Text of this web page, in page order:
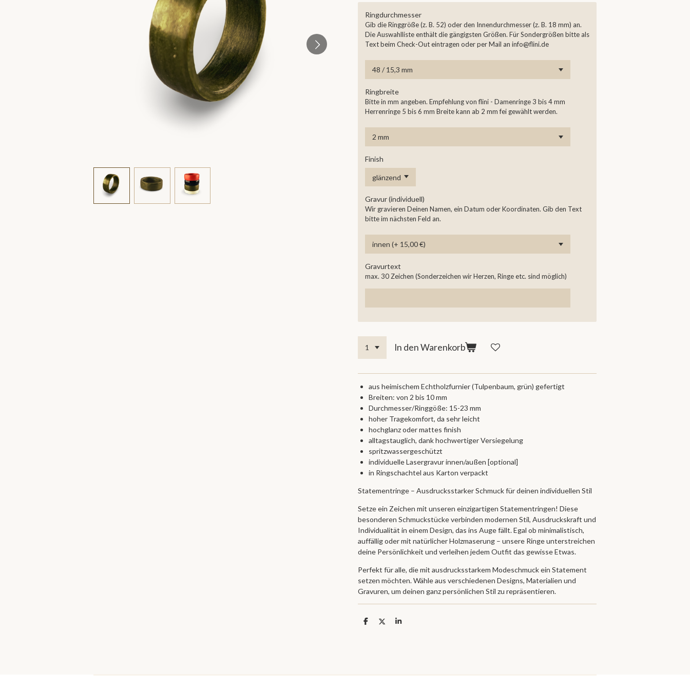
Ringdurchmesser
Gib die Ringgröße (z. B. 52) oder den Innendurchmesser (z. B. 18 mm) an.
Die Auswahlliste enthält die gängigsten Größen. Für Sondergrößen bitte als
Text beim Check-Out eintragen oder per Mail an info@flini.de
Ringbreite
Bitte in mm angeben. Empfehlung von flini - Damenringe 3 bis 4 mm
Herrenringe 5 bis 6 mm Breite kann ab 2 mm fei gewählt werden.
Finish
Gravur (individuell)
Wir gravieren Deinen Namen, ein Datum oder Koordinaten. Gib den Text
bitte im nächsten Feld an.
Gravurtext
max. 30 Zeichen (Sonderzeichen wir Herzen, Ringe etc. sind möglich)
In den Warenkorb
aus heimischem Echtholzfurnier (Tulpenbaum, grün) gefertigt
Breiten: von 2 bis 10 mm
Durchmesser/Ringgöße: 15-23 mm
hoher Tragekomfort, da sehr leicht
hochglanz oder mattes finish
alltagstauglich, dank hochwertiger Versiegelung
spritzwassergeschützt
individuelle Lasergravur innen/außen [optional]
in Ringschachtel aus Karton verpackt
Statementringe – Ausdrucksstarker Schmuck für deinen individuellen Stil
Setze ein Zeichen mit unseren einzigartigen Statementringen! Diese
besonderen Schmuckstücke verbinden modernen Stil, Ausdruckskraft und
Individualität in einem Design, das ins Auge fällt. Egal ob minimalistisch,
auffällig oder mit natürlicher Holzmaserung – unsere Ringe unterstreichen
deine Persönlichkeit und verleihen jedem Outfit das gewisse Etwas.
Perfekt für alle, die mit ausdrucksstarkem Modeschmuck ein Statement
setzen möchten. Wähle aus verschiedenen Designs, Materialien und
Gravuren, um deinen ganz persönlichen Stil zu repräsentieren.
T
T
T